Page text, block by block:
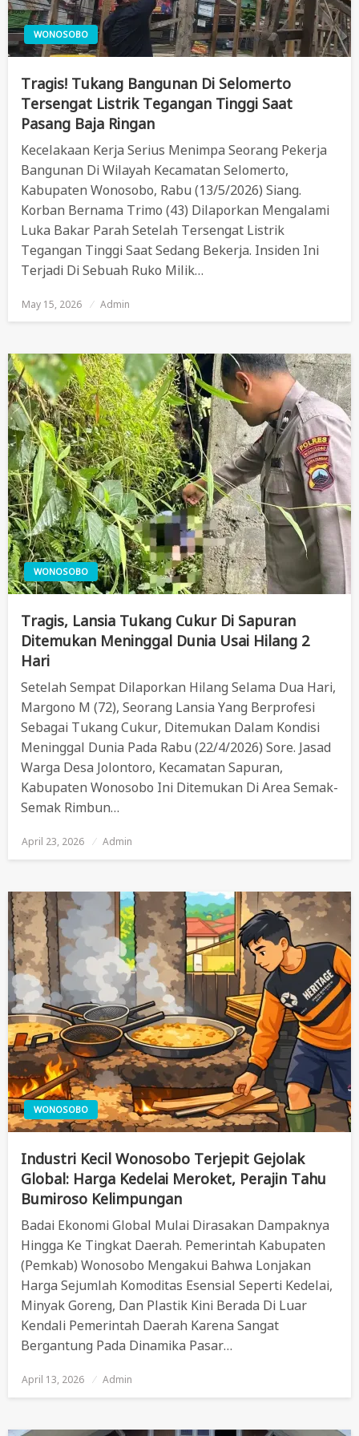
WONOSOBO
Tragis! Tukang Bangunan Di Selomerto
Tersengat Listrik Tegangan Tinggi Saat
Pasang Baja Ringan
Kecelakaan Kerja Serius Menimpa Seorang Pekerja
Bangunan Di Wilayah Kecamatan Selomerto,
Kabupaten Wonosobo, Rabu (13/5/2026) Siang.
Korban Bernama Trimo (43) Dilaporkan Mengalami
Luka Bakar Parah Setelah Tersengat Listrik
Tegangan Tinggi Saat Sedang Bekerja. Insiden Ini
Terjadi Di Sebuah Ruko Milik…
Posted
On
May 15, 2026 Admin
WONOSOBO
Tragis, Lansia Tukang Cukur Di Sapuran
Ditemukan Meninggal Dunia Usai Hilang 2
Hari
Setelah Sempat Dilaporkan Hilang Selama Dua Hari,
Margono M (72), Seorang Lansia Yang Berprofesi
Sebagai Tukang Cukur, Ditemukan Dalam Kondisi
Meninggal Dunia Pada Rabu (22/4/2026) Sore. Jasad
Warga Desa Jolontoro, Kecamatan Sapuran,
Kabupaten Wonosobo Ini Ditemukan Di Area Semak-
Semak Rimbun…
Posted
On
April 23, 2026 Admin
WONOSOBO
Industri Kecil Wonosobo Terjepit Gejolak
Global: Harga Kedelai Meroket, Perajin Tahu
Bumiroso Kelimpungan
Badai Ekonomi Global Mulai Dirasakan Dampaknya
Hingga Ke Tingkat Daerah. Pemerintah Kabupaten
(Pemkab) Wonosobo Mengakui Bahwa Lonjakan
Harga Sejumlah Komoditas Esensial Seperti Kedelai,
Minyak Goreng, Dan Plastik Kini Berada Di Luar
Kendali Pemerintah Daerah Karena Sangat
Bergantung Pada Dinamika Pasar…
Posted
On
April 13, 2026 Admin